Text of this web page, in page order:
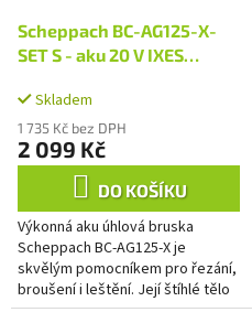
Scheppach BC-AG125-X-
SET S - aku 20 V IXES
baterie + nabíječka 2,4 A
Skladem
1 735 Kč bez DPH
2 099 Kč
DO KOŠÍKU
Výkonná aku úhlová bruska
Scheppach BC-AG125-X je
skvělým pomocníkem pro řezání,
broušení i leštění. Její štíhlé tělo
s hliníkovou přední částí a